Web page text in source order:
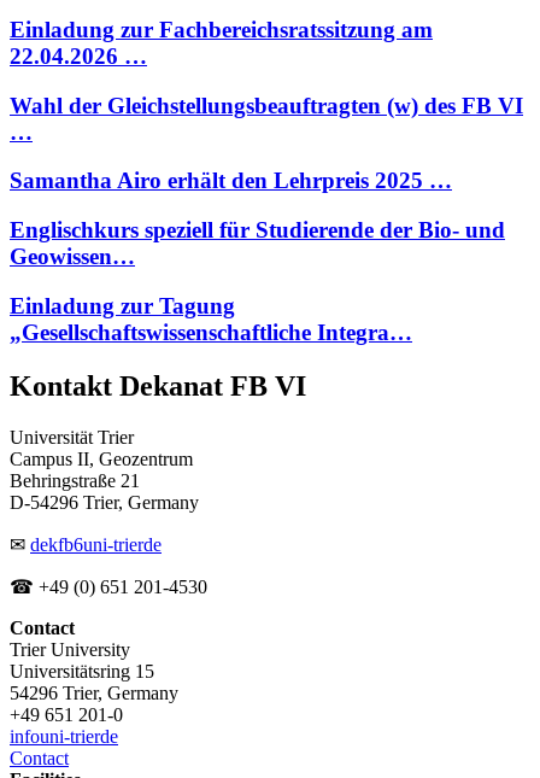
Einladung zur Fachbereichsratssitzung am
22.04.2026 …
Wahl der Gleichstellungsbeauftragten (w) des FB VI
…
Samantha Airo erhält den Lehrpreis 2025 …
Englischkurs speziell für Studierende der Bio- und
Geowissen…
Einladung zur Tagung
„Gesellschaftswissenschaftliche Integra…
Kontakt Dekanat FB VI
Universität Trier
Campus II, Geozentrum
Behringstraße 21
D-54296 Trier, Germany
✉ dekfb6uni-trierde
☎ +49 (0) 651 201-4530
Contact
Trier University
Universitätsring 15
54296 Trier, Germany
+49 651 201-0
infouni-trierde
Contact